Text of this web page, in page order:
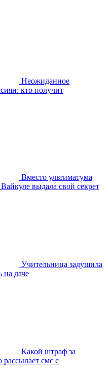
Неожиданное
кто получит
Вместо ультиматума
выдала свой секрет
Учительница задушила
на даче
Какой штраф за
рассылает смс с